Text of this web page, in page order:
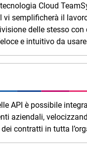
Cloud
vi semplificherà il
delle stesso con
e intuitivo da
API è possibile
aziendali,
contratti in tutta